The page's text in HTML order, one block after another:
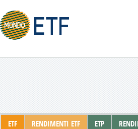
ETF RENDIMENTI ETF ETP